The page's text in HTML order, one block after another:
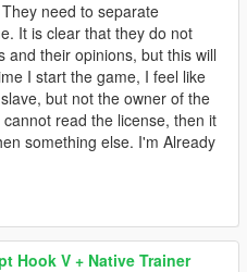
need to separate
It is clear that they do not
and their opinions, but this will
I start the game, I feel like
but not the owner of the
read the license, then it
something else. I'm Already
Hook V + Native Trainer